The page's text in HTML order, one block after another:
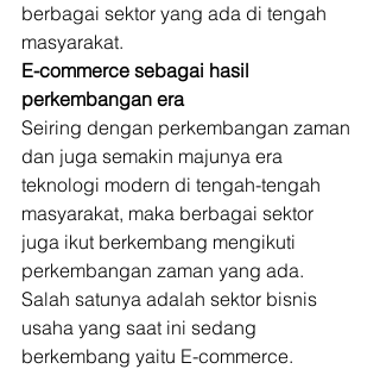
berbagai sektor yang ada di tengah
masyarakat.
E-commerce sebagai hasil
perkembangan era
Seiring dengan perkembangan zaman
dan juga semakin majunya era
teknologi modern di tengah-tengah
masyarakat, maka berbagai sektor
juga ikut berkembang mengikuti
perkembangan zaman yang ada.
Salah satunya adalah sektor bisnis
usaha yang saat ini sedang
berkembang yaitu E-commerce.